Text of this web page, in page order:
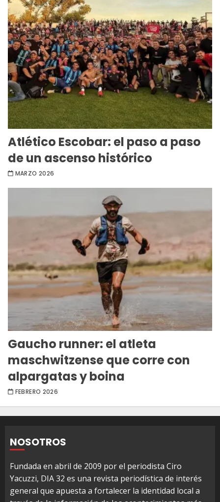
Atlético Escobar: el paso a paso
de un ascenso histórico
MARZO 2026
Gaucho runner: el atleta
maschwitzense que corre con
alpargatas y boina
FEBRERO 2026
NOSOTROS
Fundada en abril de 2009 por el periodista Ciro
Yacuzzi, DIA 32 es una revista periodística de interés
general que apuesta a fortalecer la identidad local a